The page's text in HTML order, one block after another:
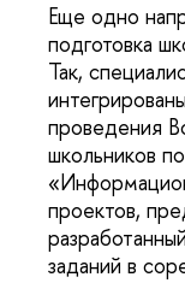
Еще одно
подготовка
Так,
проведения
школьников
проектов,
заданий в